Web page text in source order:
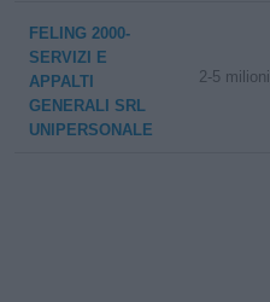
FELING 2000-
SERVIZI E
APPALTI
GENERALI SRL
UNIPERSONALE
2-5 milioni